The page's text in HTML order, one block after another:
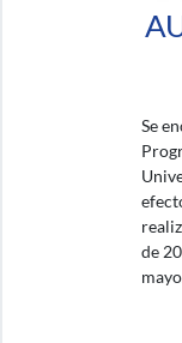
Se
de